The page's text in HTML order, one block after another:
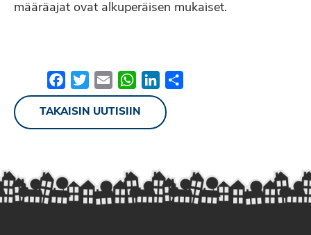
määräajat ovat alkuperäisen mukaiset.
FacebookTwitterEmail WhatsApp
LinkedIn
TAKAISIN UUTISIIN